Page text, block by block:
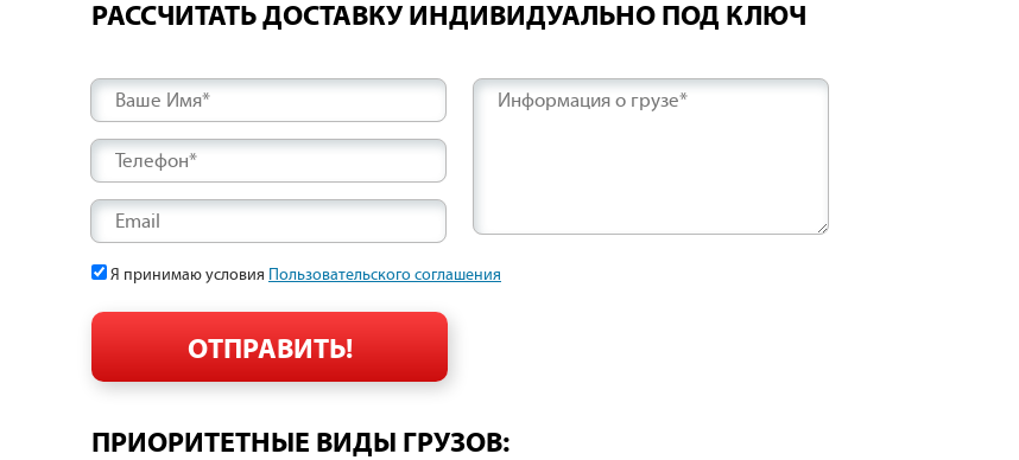
РАССЧИТАТЬ ДОСТАВКУ ИНДИВИДУАЛЬНО ПОД КЛЮЧ
Ваше Имя*
Телефон*
Email
Информация о грузе*
Я принимаю условия Пользовательского соглашения
ПРИОРИТЕТНЫЕ ВИДЫ ГРУЗОВ: